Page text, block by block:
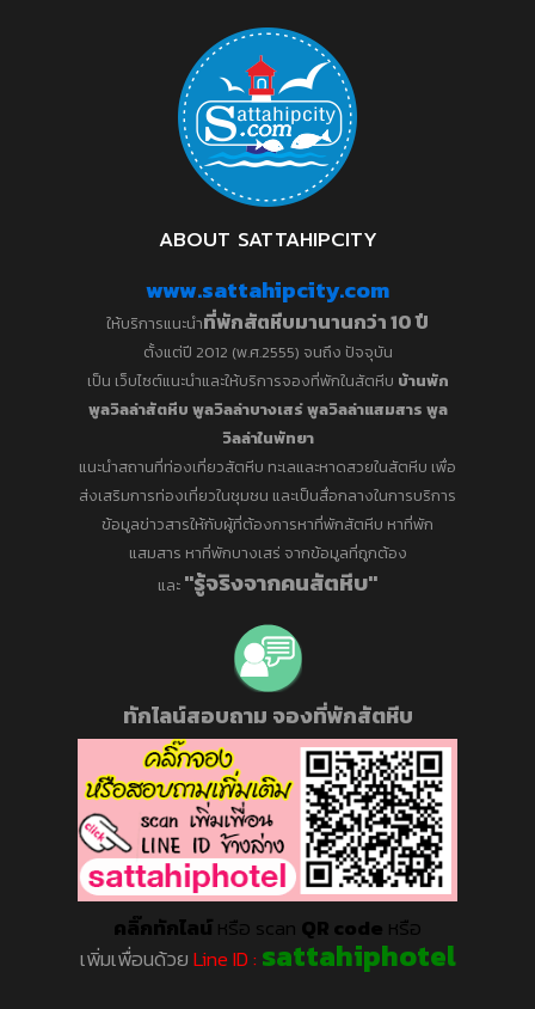
ABOUT SATTAHIPCITY
www.sattahipcity.com
ให้บริการแนะนำที่พักสัตหีบมานานกว่า 10 ปี
ตั้งแต่ปี 2012 (พ.ศ.2555) จนถึง ปัจจุบัน
เป็น เว็บไซต์แนะนำและให้บริการจองที่พักในสัตหีบ บ้านพัก
พูลวิลล่าสัตหีบ พูลวิลล่าบางเสร่พูลวิลล่าแสมสาร พูล
วิลล่าในพัทยา
แนะนำสถานที่ท่องเที่ยวสัตหีบ ทะเลและหาดสวยในสัตหีบ เพื่อ
ส่งเสริมการท่องเที่ยวในชุมชน และเป็นสื่อกลางในการบริการ
ข้อมูลข่าวสารให้กับผู้ที่ต้องการหาที่พักสัตหีบ หาที่พัก
แสมสาร หาที่พักบางเสร่ จากข้อมูลที่ถูกต้อง
และ "รู้จริงจากคนสัตหีบ"
ทักไลน์สอบถาม จองที่พักสัตหีบ
คลิ๊กทักไลน์หรือ scan QR code หรือ
เพิ่มเพื่อนด้วยLine ID : sattahiphotel